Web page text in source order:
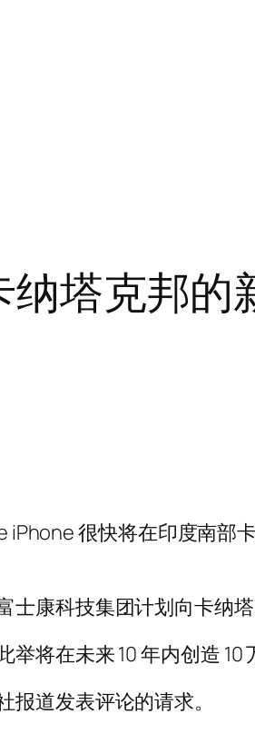
纳塔克邦的
很快将在印度南部
康科技集团计划向卡纳
将在未来 10 年内创造 10
道发表评论的请求。